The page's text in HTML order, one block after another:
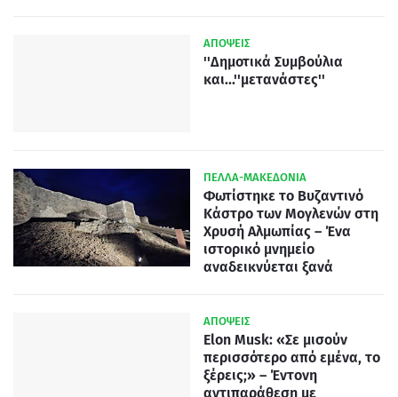
ΑΠΟΨΕΙΣ
''Δημοτικά Συμβούλια
και...''μετανάστες''
ΠΕΛΛΑ-ΜΑΚΕΔΟΝΙΑ
Φωτίστηκε το Βυζαντινό
Κάστρο των Μογλενών στη
Χρυσή Αλμωπίας – Ένα
ιστορικό μνημείο
αναδεικνύεται ξανά
ΑΠΟΨΕΙΣ
Elon Musk: «Σε μισούν
περισσότερο από εμένα, το
ξέρεις;» – Έντονη
αντιπαράθεση με